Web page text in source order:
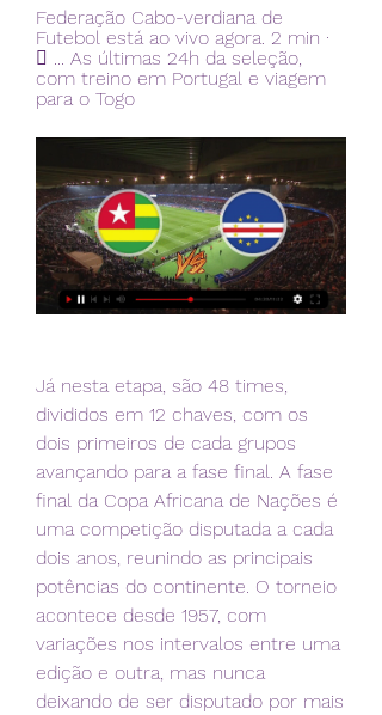
Federação Cabo-verdiana de
Futebol está ao vivo agora. 2 min ·
󰟠 ... As últimas 24h da seleção,
com treino em Portugal e viagem
para o Togo
Já nesta etapa, são 48 times,
divididos em 12 chaves, com os
dois primeiros de cada grupos
avançando para a fase final. A fase
final da Copa Africana de Nações é
uma competição disputada a cada
dois anos, reunindo as principais
potências do continente. O torneio
acontece desde 1957, com
variações nos intervalos entre uma
edição e outra, mas nunca
deixando de ser disputado por mais